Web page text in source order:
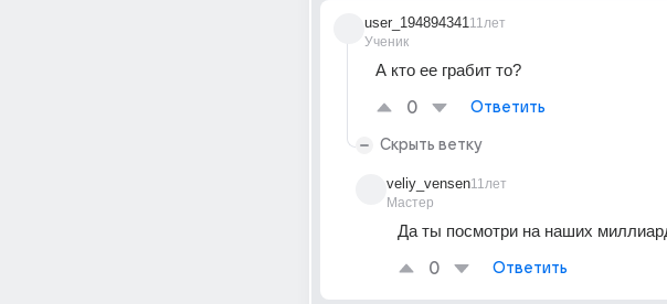
user_194894341
Ученик
11лет
А кто ее грабит то?
0 Ответить
Скрыть ветку
veliy_vensen
Мастер
11лет
Да ты посмотри на наших
0 Ответить